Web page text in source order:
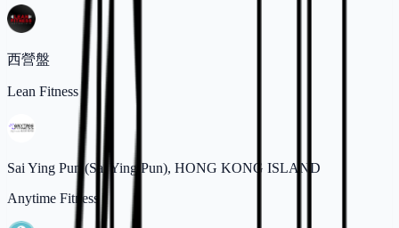
西營盤
Lean Fitness
Sai Ying Pun (Sai Ying Pun), HONG KONG ISLAND
Anytime Fitness